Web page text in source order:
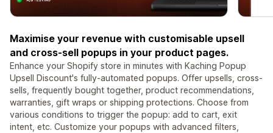
Maximise your revenue with customisable upsell
and cross-sell popups in your product pages.
Enhance your Shopify store in minutes with Kaching Popup
Upsell Discount's fully-automated popups. Offer upsells, cross-
sells, frequently bought together, product recommendations,
warranties, gift wraps or shipping protections. Choose from
various conditions to trigger the popup: add to cart, exit
intent, etc. Customize your popups with advanced filters,